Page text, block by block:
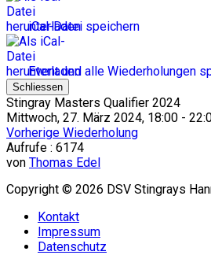
iCal-Datei speichern
Event und alle Wiederholungen
Schliessen
Stingray Masters Qualifier 2024
Mittwoch, 27. März 2024, 18:00 -
Vorherige Wiederholung
Aufrufe : 6174
von Thomas Edel
Copyright © 2026 DSV Stingrays
Kontakt
Impressum
Datenschutz